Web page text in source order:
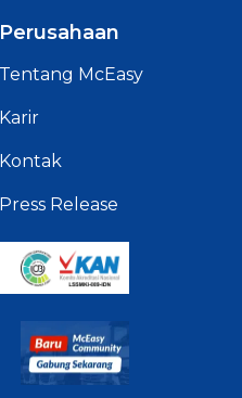
Perusahaan
Tentang McEasy
Karir
Kontak
Press Release